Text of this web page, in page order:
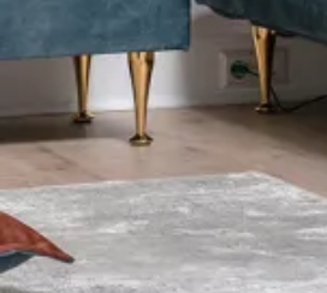
Dyne fyldtyper
Allergivenlige dyner
Dundyner
Edderdunsdyner
Fiberdyner
Gåsedunsdyner
Moskusdyner
Temperaturregulerende dyner
Dyner efter sæson
Helårsdyner (Lun)
Sommerdyner (Sval)
Vinterdyner (Varm)